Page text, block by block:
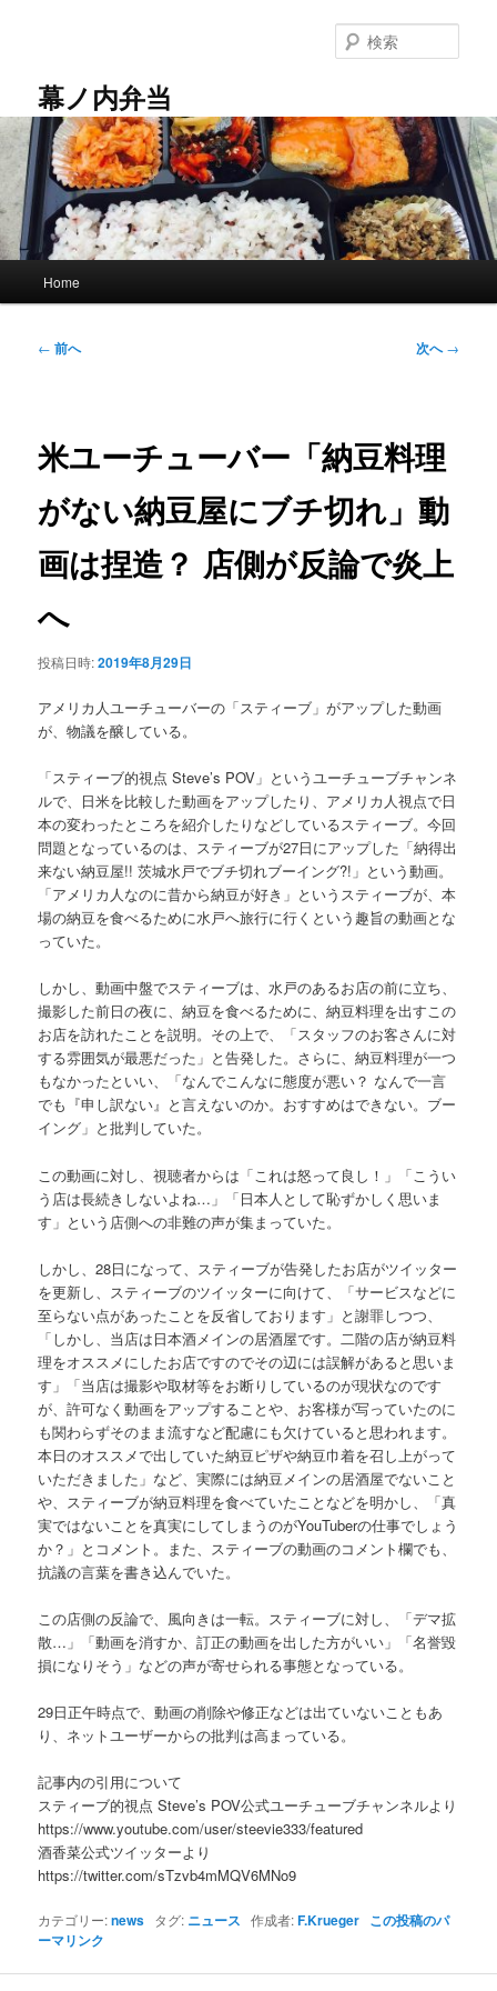
テ
ン
へ
移
動
幕ノ内弁当
索
Home
投
ゲ
ー
ョ
ン
← 前へ 次へ→
米ユーチューバー「納豆料理
がない納豆屋にブチ切れ」動
画は捏造？ 店側が反論で炎上
へ
投稿日時:2019年8月29日
アメリカ人ユーチューバーの「スティーブ」がアップした動画
が、物議を醸している。
「スティーブ的視点 Steve’s POV」というユーチューブチャンネ
ルで、日米を比較した動画をアップしたり、アメリカ人視点で日
本の変わったところを紹介したりなどしているスティーブ。今回
問題となっているのは、スティーブが27日にアップした「納得出
来ない納豆屋!! 茨城水戸でブチ切れブーイング?!」という動画。
「アメリカ人なのに昔から納豆が好き」というスティーブが、本
場の納豆を食べるために水戸へ旅行に行くという趣旨の動画とな
っていた。
しかし、動画中盤でスティーブは、水戸のあるお店の前に立ち、
撮影した前日の夜に、納豆を食べるために、納豆料理を出すこの
お店を訪れたことを説明。その上で、「スタッフのお客さんに対
する雰囲気が最悪だった」と告発した。さらに、納豆料理が一つ
もなかったといい、「なんでこんなに態度が悪い？ なんで一言
でも『申し訳ない』と言えないのか。おすすめはできない。ブー
イング」と批判していた。
この動画に対し、視聴者からは「これは怒って良し！」「こうい
う店は長続きしないよね…」「日本人として恥ずかしく思いま
す」という店側への非難の声が集まっていた。
しかし、28日になって、スティーブが告発したお店がツイッター
を更新し、スティーブのツイッターに向けて、「サービスなどに
至らない点があったことを反省しております」と謝罪しつつ、
「しかし、当店は日本酒メインの居酒屋です。二階の店が納豆料
理をオススメにしたお店ですのでその辺には誤解があると思いま
す」「当店は撮影や取材等をお断りしているのが現状なのです
が、許可なく動画をアップすることや、お客様が写っていたのに
も関わらずそのまま流すなど配慮にも欠けていると思われます。
本日のオススメで出していた納豆ピザや納豆巾着を召し上がって
いただきました」など、実際には納豆メインの居酒屋でないこと
や、スティーブが納豆料理を食べていたことなどを明かし、「真
実ではないことを真実にしてしまうのがYouTuberの仕事でしょう
か？」とコメント。また、スティーブの動画のコメント欄でも、
抗議の言葉を書き込んでいた。
この店側の反論で、風向きは一転。スティーブに対し、「デマ拡
散…」「動画を消すか、訂正の動画を出した方がいい」「名誉毀
損になりそう」などの声が寄せられる事態となっている。
29日正午時点で、動画の削除や修正などは出ていないこともあ
り、ネットユーザーからの批判は高まっている。
記事内の引用について
スティーブ的視点 Steve’s POV公式ユーチューブチャンネルより
https://www.youtube.com/user/steevie333/featured
酒香菜公式ツイッターより
https://twitter.com/sTzvb4mMQV6MNo9
カテゴリー:news タグ: ニュース 作成者:F.Krueger この投稿のパ
ーマリンク